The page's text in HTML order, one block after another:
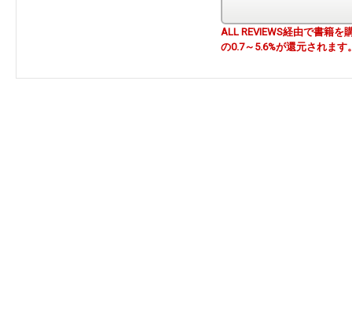
ALL REVIEWS経由で書籍
の0.7～5.6%が還元されます